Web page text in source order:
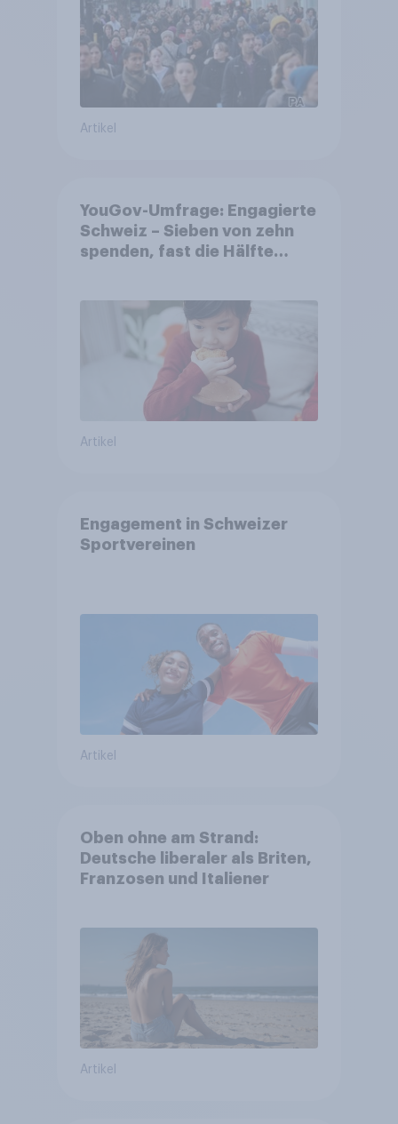
Artikel
YouGov-Umfrage: Engagierte
Schweiz – Sieben von zehn
spenden, fast die Hälfte
Artikel
Engagement in Schweizer
Sportvereinen
Artikel
Oben ohne am Strand:
Deutsche liberaler als Briten,
Franzosen und Italiener
Artikel